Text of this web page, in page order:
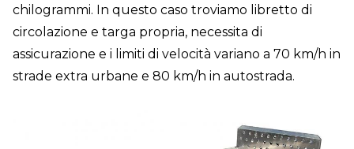
chilogrammi. In questo caso troviamo libretto di
circolazione e targa propria, necessita di
assicurazione e i limiti di velocità variano a 70 km/h in
strade extra urbane e 80 km/h in autostrada.